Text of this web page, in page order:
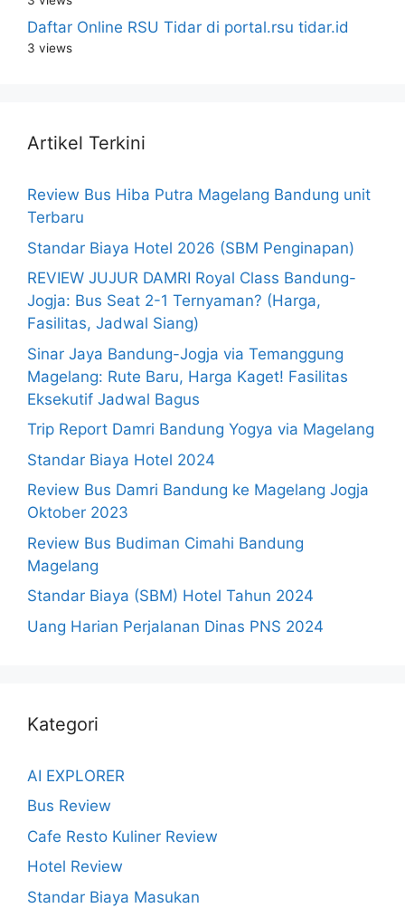
Daftar Online RSU Tidar di portal.rsu tidar.id
3 views
Artikel Terkini
Review Bus Hiba Putra Magelang Bandung unit
Terbaru
Standar Biaya Hotel 2026 (SBM Penginapan)
REVIEW JUJUR DAMRI Royal Class Bandung-
Jogja: Bus Seat 2-1 Ternyaman? (Harga,
Fasilitas, Jadwal Siang)
Sinar Jaya Bandung-Jogja via Temanggung
Magelang: Rute Baru, Harga Kaget! Fasilitas
Eksekutif Jadwal Bagus
Trip Report Damri Bandung Yogya via Magelang
Standar Biaya Hotel 2024
Review Bus Damri Bandung ke Magelang Jogja
Oktober 2023
Review Bus Budiman Cimahi Bandung
Magelang
Standar Biaya (SBM) Hotel Tahun 2024
Uang Harian Perjalanan Dinas PNS 2024
Kategori
AI EXPLORER
Bus Review
Cafe Resto Kuliner Review
Hotel Review
Standar Biaya Masukan